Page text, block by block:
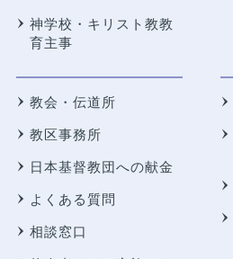
神学校・キリスト教教
育主事
教会・伝道所
教区事務所
日本基督教団への献金
よくある質問
相談窓口